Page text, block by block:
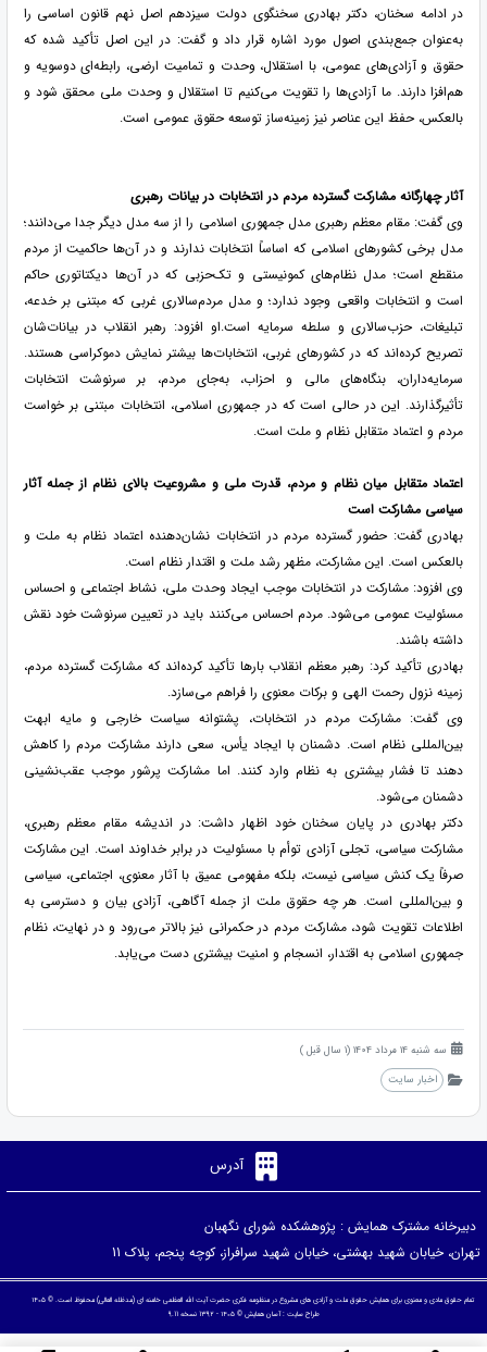
در ادامه سخنان، دکتر بهادری سخنگوی دولت سیزدهم اصل نهم قانون اساسی را
به‌عنوان جمع‌بندی اصول مورد اشاره قرار داد و گفت: در این اصل تأکید شده که
حقوق و آزادی‌های عمومی، با استقلال، وحدت و تمامیت ارضی، رابطه‌ای دوسویه و
هم‌افزا دارند. ما آزادی‌ها را تقویت می‌کنیم تا استقلال و وحدت ملی محقق شود و
بالعکس، حفظ این عناصر نیز زمینه‌ساز توسعه حقوق عمومی است.
آثار چهارگانه مشارکت گسترده مردم در انتخابات در بیانات رهبری
وی گفت: مقام معظم رهبری مدل جمهوری اسلامی را از سه مدل دیگر جدا می‌دانند؛
مدل برخی کشورهای اسلامی که اساساً انتخابات ندارند و در آن‌ها حاکمیت از مردم
منقطع است؛ مدل نظام‌های کمونیستی و تک‌حزبی که در آن‌ها دیکتاتوری حاکم
است و انتخابات واقعی وجود ندارد؛ و مدل مردم‌سالاری غربی که مبتنی بر خدعه،
تبلیغات، حزب‌سالاری و سلطه سرمایه است.او افزود: رهبر انقلاب در بیانات‌شان
تصریح کرده‌اند که در کشورهای غربی، انتخابات‌ها بیشتر نمایش دموکراسی هستند.
سرمایه‌داران، بنگاه‌های مالی و احزاب، به‌جای مردم، بر سرنوشت انتخابات
تأثیرگذارند. این در حالی است که در جمهوری اسلامی، انتخابات مبتنی بر خواست
مردم و اعتماد متقابل نظام و ملت است.
اعتماد متقابل میان نظام و مردم، قدرت ملی و مشروعیت بالای نظام از جمله آثار
سیاسی مشارکت است
بهادری گفت: حضور گسترده مردم در انتخابات نشان‌دهنده اعتماد نظام به ملت و
بالعکس است. این مشارکت، مظهر رشد ملت و اقتدار نظام است.
وی افزود: مشارکت در انتخابات موجب ایجاد وحدت ملی، نشاط اجتماعی و احساس
مسئولیت عمومی می‌شود. مردم احساس می‌کنند باید در تعیین سرنوشت خود نقش
داشته باشند.
بهادری تأکید کرد: رهبر معظم انقلاب بارها تأکید کرده‌اند که مشارکت گسترده مردم،
زمینه نزول رحمت الهی و برکات معنوی را فراهم می‌سازد.
وی گفت: مشارکت مردم در انتخابات، پشتوانه سیاست خارجی و مایه ابهت
بین‌المللی نظام است. دشمنان با ایجاد یأس، سعی دارند مشارکت مردم را کاهش
دهند تا فشار بیشتری به نظام وارد کنند. اما مشارکت پرشور موجب عقب‌نشینی
دشمنان می‌شود.
دکتر بهادری در پایان سخنان خود اظهار داشت: در اندیشه مقام معظم رهبری،
مشارکت سیاسی، تجلی آزادی توأم با مسئولیت در برابر خداوند است. این مشارکت
صرفاً یک کنش سیاسی نیست، بلکه مفهومی عمیق با آثار معنوی، اجتماعی، سیاسی
و بین‌المللی است. هر چه حقوق ملت از جمله آگاهی، آزادی بیان و دسترسی به
اطلاعات تقویت شود، مشارکت مردم در حکمرانی نیز بالاتر می‌رود و در نهایت، نظام
جمهوری اسلامی به اقتدار، انسجام و امنیت بیشتری دست می‌یابد.
سه شنبه 14 مرداد 1404 (1 سال قبل )
اخبار سایت
آدرس
دبیرخانه مشترک همایش : پژوهشکده شورای نگهبان
تهران، خیابان شهید بهشتی، خیابان شهید سرافراز، کوچه پنجم، پلاک 11
تمام حقوق مادی و معنوی برای همایش حقوق ملت و آزادی های مشروع در منظومه فکری حضرت آیت الله العظمی خامنه ای (مدظله العالی) محفوظ است. © ۱۴۰۵
طراح سایت :آسان همایش © ۱۴۰۵ - 1392 نسخه 9.11